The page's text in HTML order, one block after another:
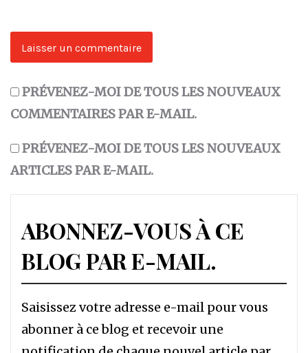
PRÉVENEZ-MOI DE TOUS LES NOUVEAUX
COMMENTAIRES PAR E-MAIL.
PRÉVENEZ-MOI DE TOUS LES NOUVEAUX
ARTICLES PAR E-MAIL.
ABONNEZ-VOUS À CE
BLOG PAR E-MAIL.
Saisissez votre adresse e-mail pour vous
abonner à ce blog et recevoir une